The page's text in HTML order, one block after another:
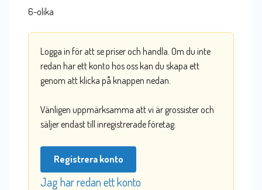
6-olika
Logga in för att se priser och handla. Om du inte
redan har ett konto hos oss kan du skapa ett
genom att klicka på knappen nedan.
Vänligen uppmärksamma att vi är grossister och
säljer endast till inregistrerade företag.
Registrera konto
Jag har redan ett konto